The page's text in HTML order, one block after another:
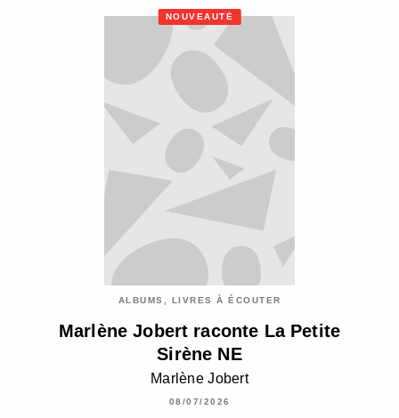
NOUVEAUTÉ
ALBUMS, LIVRES À ÉCOUTER
Marlène Jobert raconte La Petite
Sirène NE
Marlène Jobert
08/07/2026